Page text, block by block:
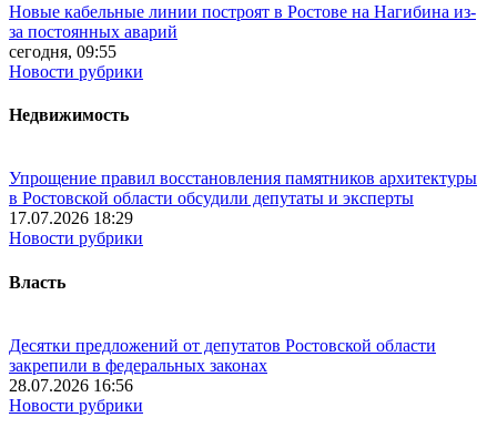
Новые кабельные линии построят в Ростове на Нагибина из-
за постоянных аварий
сегодня, 09:55
Новости рубрики
Недвижимость
Упрощение правил восстановления памятников архитектуры
в Ростовской области обсудили депутаты и эксперты
17.07.2026 18:29
Новости рубрики
Власть
Десятки предложений от депутатов Ростовской области
закрепили в федеральных законах
28.07.2026 16:56
Новости рубрики